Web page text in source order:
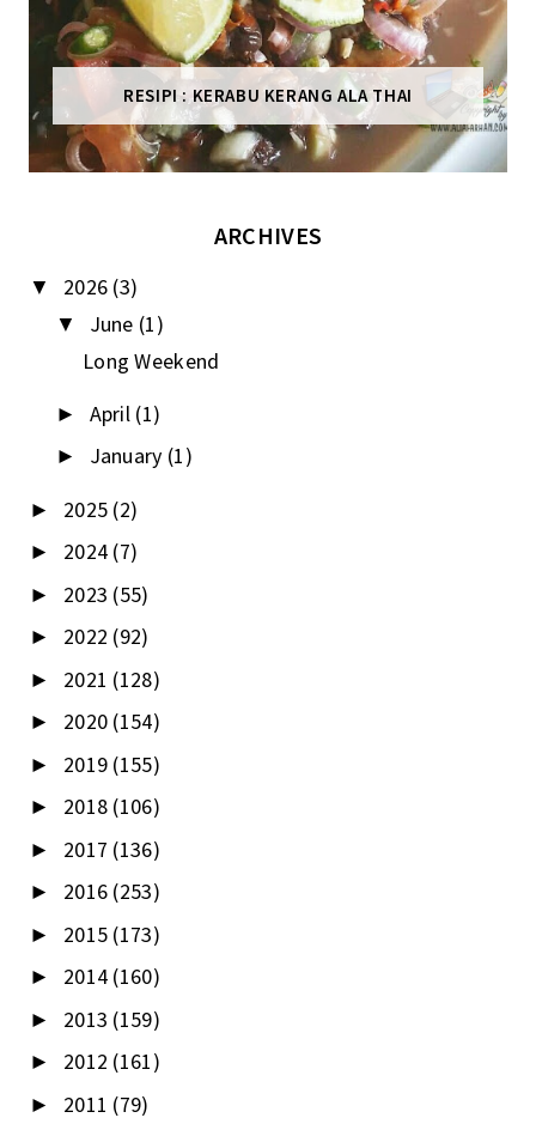
RESIPI : KERABU KERANG ALA THAI
ARCHIVES
▼ 2026 (3)
▼ June (1)
Long Weekend
► April (1)
► January (1)
► 2025 (2)
► 2024 (7)
► 2023 (55)
► 2022 (92)
► 2021 (128)
► 2020 (154)
► 2019 (155)
► 2018 (106)
► 2017 (136)
► 2016 (253)
► 2015 (173)
► 2014 (160)
► 2013 (159)
► 2012 (161)
► 2011 (79)